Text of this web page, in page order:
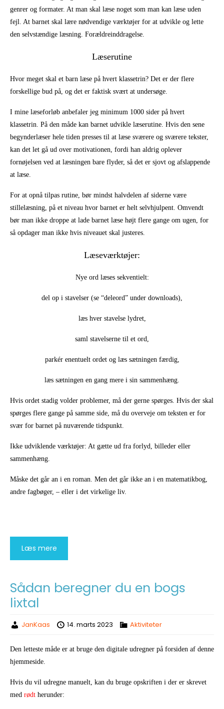
genrer og formater. At man skal læse noget som man kan læse uden
fejl. At barnet skal lære nødvendige værktøjer for at udvikle og lette
den selvstændige læsning. Forældreinddragelse.
Læserutine
Hvor meget skal et barn læse på hvert klassetrin? Det er der flere
forskellige bud på, og det er faktisk svært at undersøge.
I mine læseforløb anbefaler jeg minimum 1000 sider på hvert
klassetrin. På den måde kan barnet udvikle læserutine. Hvis den sene
begynderlæser hele tiden presses til at læse sværere og sværere tekster,
kan det let gå ud over motivationen, fordi han aldrig oplever
fornøjelsen ved at læsningen bare flyder, så det er sjovt og afslappende
at læse.
For at opnå tilpas rutine, bør mindst halvdelen af siderne være
stillelæsning, på et niveau hvor barnet er helt selvhjulpent. Omvendt
bør man ikke droppe at lade barnet læse højt flere gange om ugen, for
så opdager man ikke hvis niveauet skal justeres.
Læseværktøjer:
Nye ord læses sekventielt:
del op i stavelser (se “deleord” under downloads),
læs hver stavelse lydret,
saml stavelserne til et ord,
parkér enentuelt ordet og læs sætningen færdig,
læs sætningen en gang mere i sin sammenhæng.
Hvis ordet stadig volder problemer, må der gerne spørges. Hvis der skal
spørges flere gange på samme side, må du overveje om teksten er for
svær for barnet på nuværende tidspunkt.
Ikke udviklende værktøjer: At gætte ud fra forlyd, billeder eller
sammenhæng.
Måske det går an i en roman. Men det går ikke an i en matematikbog,
andre fagbøger, – eller i det virkelige liv.
Læs mere
Sådan beregner du en bogs
lixtal
JanKaas 14. marts 2023 Aktiviteter
Den letteste måde er at bruge den digitale udregner på forsiden af denne
hjemmeside.
Hvis du vil udregne manuelt, kan du bruge opskriften i der er skrevet
med rødt herunder: